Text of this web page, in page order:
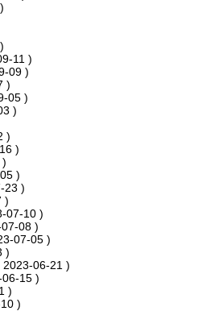
11 )
09 )
)
05 )
)
)
)
)
23 )
)
07-10 )
08 )
07-05 )
)
2023-06-21 )
15 )
)
)